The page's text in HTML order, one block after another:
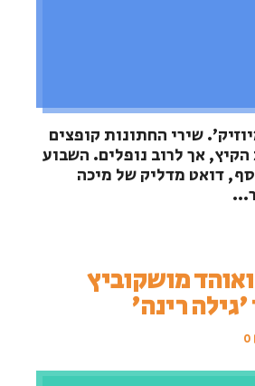
שירי החתונות קופצים
אך לרוב נופלים. השבוע
דואט מדליק של מיכה
מושקוביץ
'גילה רינה'
0